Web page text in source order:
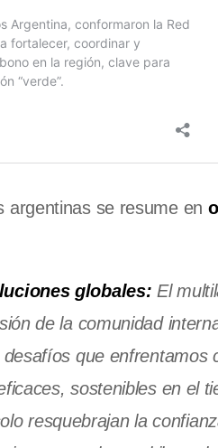
argentinas se resume en
globales: El
de la comunidad
que enfrentamos
sostenibles en el
resquebrajan la